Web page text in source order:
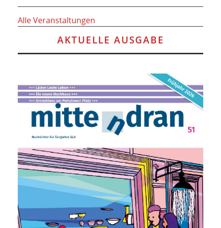
Alle Veranstaltungen
AKTUELLE AUSGABE